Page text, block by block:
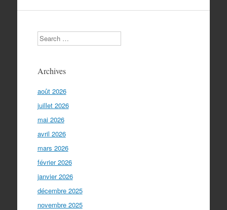
Search
Archives
août 2026
juillet 2026
mai 2026
avril 2026
mars 2026
février 2026
janvier 2026
décembre 2025
novembre 2025